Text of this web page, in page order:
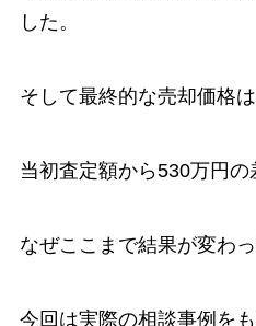
した。
そして最終的な売却価格は
当初査定額から530万円の
なぜここまで結果が変わ
今回は実際の相談事例を